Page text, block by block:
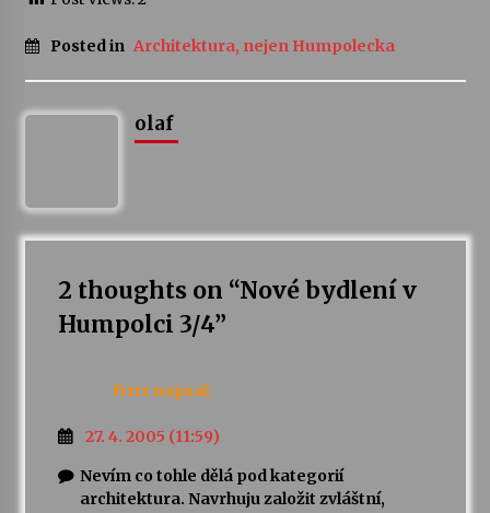
Posted in Architektura, nejen Humpolecka
olaf
2 thoughts on “Nové bydlení v
Humpolci 3/4”
frrrr napsal:
27. 4. 2005 (11:59)
Nevím co tohle dělá pod kategorií
architektura. Navrhuju založit zvláštní,